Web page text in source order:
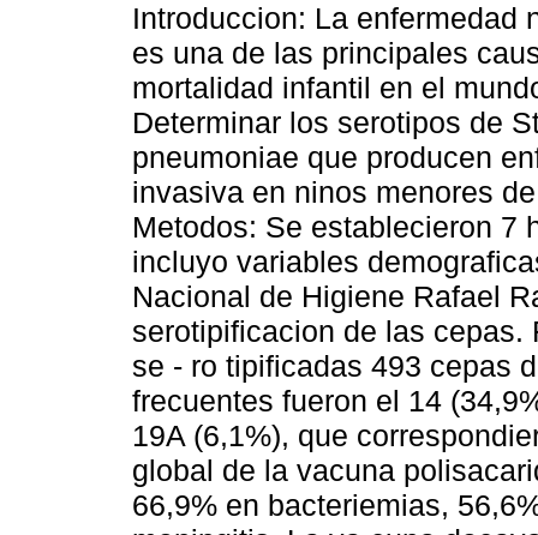
Introduccion: La enfermedad
es una de las principales
mortalidad infantil en el
Determinar los serotipos de
pneumoniae que producen
invasiva en ninos menores
Metodos: Se establecieron 7
incluyo variables
Nacional de Higiene Rafael
serotipificacion de las cepas.
se - ro tipificadas 493 cepas
frecuentes fueron el 14
19A (6,1%), que
global de la vacuna
66,9% en bacteriemias,